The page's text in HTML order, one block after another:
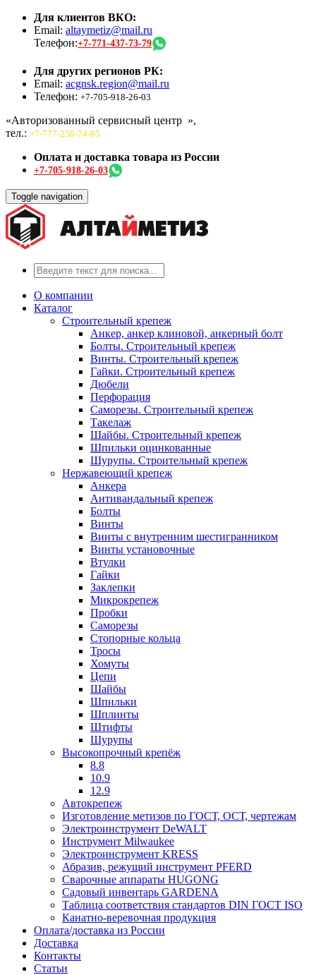
Для клиентов ВКО:
Email: altaymetiz@mail.ru
Телефон:+7-771-437-73-79
Для других регионов РК:
Email: acgnsk.region@mail.ru
Телефон: +7-705-918-26-03
«Авторизованный сервисный центр »,
тел.: +7-777-250-74-85
Оплата и доставка товара из России
+7-705-918-26-03
Toggle navigation
О компании
Каталог
Строительный крепеж
Анкер, анкер клиновой, анкерный болт
Болты. Строительный крепеж
Винты. Строительный крепеж
Гайки. Строительный крепеж
Дюбели
Перфорация
Саморезы. Строительный крепеж
Такелаж
Шайбы. Строительный крепеж
Шпильки оцинкованные
Шурупы. Строительный крепеж
Нержавеющий крепеж
Анкера
Антивандальный крепеж
Болты
Винты
Винты с внутренним шестигранником
Винты установочные
Втулки
Гайки
Заклепки
Микрокрепеж
Пробки
Саморезы
Стопорные кольца
Тросы
Хомуты
Цепи
Шайбы
Шпильки
Шплинты
Штифты
Шурупы
Высокопрочный крепёж
8.8
10.9
12.9
Автокрепеж
Изготовление метизов по ГОСТ, ОСТ, чертежам
Электроинструмент DeWALT
Инструмент Milwaukee
Электроинструмент KRESS
Абразив, режущий инструмент PFERD
Сварочные аппараты HUGONG
Садовый инвентарь GARDENA
Таблица соответствия стандартов DIN ГОСТ ISO
Канатно-веревочная продукция
Оплата/доставка из России
Доставка
Контакты
Статьи